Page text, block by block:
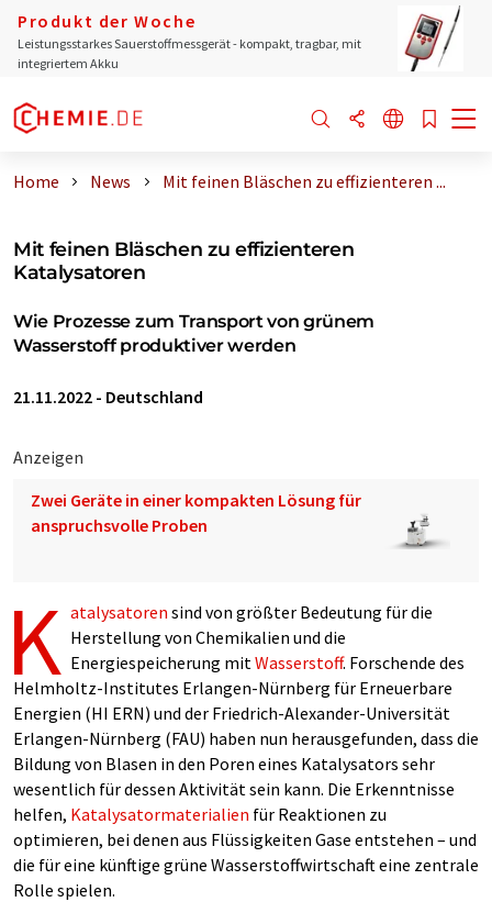
Produkt der Woche
Leistungsstarkes Sauerstoffmessgerät - kompakt, tragbar, mit
integriertem Akku
Home News Mit feinen Bläschen zu effizienteren ...
Mit feinen Bläschen zu effizienteren
Katalysatoren
Wie Prozesse zum Transport von grünem
Wasserstoff produktiver werden
21.11.2022 - Deutschland
Anzeigen
Zwei Geräte in einer kompakten Lösung für
anspruchsvolle Proben
K atalysatoren sind von größter Bedeutung für die
Herstellung von Chemikalien und die
Energiespeicherung mitWasserstoff. Forschende des
Helmholtz-Institutes Erlangen-Nürnberg für Erneuerbare
Energien (HI ERN) und der Friedrich-Alexander-Universität
Erlangen-Nürnberg (FAU) haben nun herausgefunden, dass die
Bildung von Blasen in den Poren eines Katalysators sehr
wesentlich für dessen Aktivität sein kann. Die Erkenntnisse
helfen, Katalysatormaterialien für Reaktionen zu
optimieren, bei denen aus Flüssigkeiten Gase entstehen – und
die für eine künftige grüne Wasserstoffwirtschaft eine zentrale
Rolle spielen.